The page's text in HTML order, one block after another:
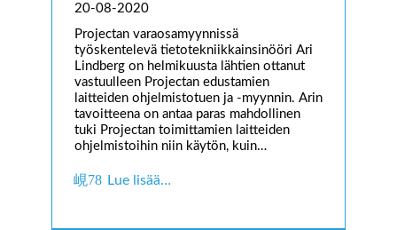
20-08-2020
Projectan varaosamyynnissä
työskentelevä tietotekniikkainsinööri Ari
Lindberg on helmikuusta lähtien ottanut
vastuulleen Projectan edustamien
laitteiden ohjelmistotuen ja -myynnin. Arin
tavoitteena on antaa paras mahdollinen
tuki Projectan toimittamien laitteiden
ohjelmistoihin niin käytön, kuin…
Lue lisää…